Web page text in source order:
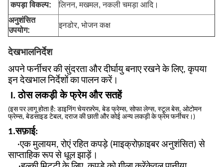
कपड़ा विकल्प:
लिनन, मखमल, नकली चमड़ा आदि।
अनुशंसित
उपयोग:
इनडोर, भोजन कक्ष
देखभालनिर्देश
अपने फर्नीचर की सुंदरता और दीर्घायु बनाए रखने के लिए, कृपया
इन देखभाल निर्देशों का पालन करें।
I. ठोस लकड़ी के फ्रेम और सतहें
(इस पर लागू होता है: डाइनिंग चेयरफ़्रेम, बेड फ्रेम्स, सोफा लेग्स, स्टूल बेस, ओटोमन
फ्रेम्स, बेडसाइड टेबल, दराज की छाती और कोई अन्य लकड़ी के फ्रेम फर्नीचर। )
1.सफ़ाई:
·एक मुलायम, रोएं रहित कपड़े (माइक्रोफ़ाइबर अनुशंसित) से
साप्ताहिक रूप से धूल झाड़ें।